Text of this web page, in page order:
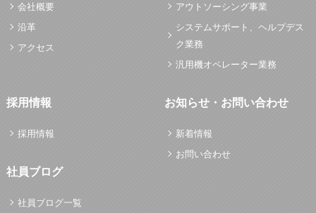
会社概要
沿革
アクセス
アウトソーシング事業
システムサポート、ヘルプデス
ク業務
汎用機オペレーター業務
採用情報
採用情報
社員ブログ
社員ブログ一覧
お知らせ・お問い合わせ
新着情報
お問い合わせ